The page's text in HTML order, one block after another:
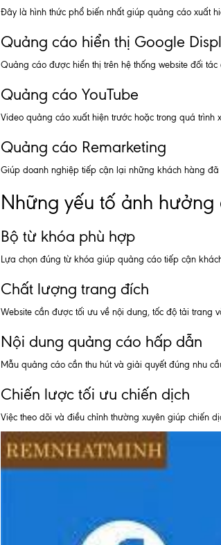
Đây là hình thức phổ biến nhất giúp quảng cáo xuất
Quảng cáo hiển thị Google
Quảng cáo được hiển thị trên hệ thống website đối
Quảng cáo YouTube
Video quảng cáo xuất hiện trước hoặc trong quá trình
Quảng cáo Remarketing
Giúp doanh nghiệp tiếp cận lại những khách hàng
Những yếu tố ảnh
Bộ từ khóa phù hợp
Lựa chọn đúng từ khóa giúp quảng cáo tiếp cận
Chất lượng trang đích
Website cần được tối ưu về nội dung, tốc độ tải trang
Nội dung quảng cáo hấp dẫn
Mẫu quảng cáo cần thu hút và giải quyết đúng nhu
Chiến lược tối ưu chiến dịch
Việc theo dõi và điều chỉnh thường xuyên giúp chiến